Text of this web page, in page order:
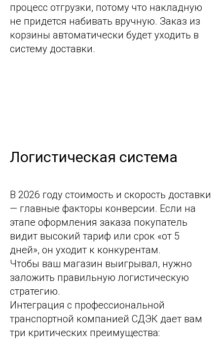
процесс отгрузки, потому что накладную
не придется набивать вручную. Заказ из
корзины автоматически будет уходить в
систему доставки.
Логистическая система
В 2026 году стоимость и скорость доставки
— главные факторы конверсии. Если на
этапе оформления заказа покупатель
видит высокий тариф или срок «от 5
дней», он уходит к конкурентам.
Чтобы ваш магазин выигрывал, нужно
заложить правильную логистическую
стратегию.
Интеграция с профессиональной
транспортной компанией СДЭК дает вам
три критических преимущества: